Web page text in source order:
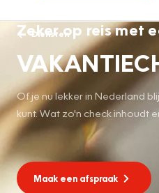
Diensten
Zeker op reis met
Of je nu lekker in Nederland
kunt. Wat zo'n check inhoudt
Maak een afspraak